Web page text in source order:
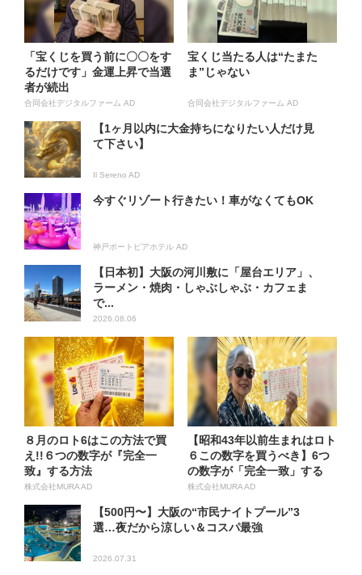
「宝くじを買う前に〇〇をす
るだけです」金運上昇で当選
者が続出
合同会社デジタルファーム AD
宝くじ当たる人は“たまた
ま”じゃない
合同会社デジタルファーム AD
【1ヶ月以内に大金持ちになりたい人だけ見
て下さい】
Il Sereno AD
今すぐリゾート行きたい！車がなくてもOK
神戸ポートピアホテル AD
【日本初】大阪の河川敷に「屋台エリア」、
ラーメン・焼肉・しゃぶしゃぶ・カフェま
で...
2026.08.06
８月のロト6はこの方法で買
え!!６つの数字が『完全一
致』する方法
株式会社MURA AD
【昭和43年以前生まれはロト
６この数字を買うべき】6つ
の数字が「完全一致」する
方...
株式会社MURA AD
【500円〜】大阪の“市民ナイトプール”3
選…夜だから涼しい＆コスパ最強
2026.07.31